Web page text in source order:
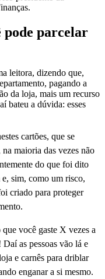
pode parcelar
leitora, dizendo que,
pagando a
da loja, mais um recurso
bateu a dúvida: esses
cartões, que se
maioria das vezes não
do que foi dito
sim, como um risco,
criado para proteger
você gaste X vezes a
as pessoas vão lá e
e carnês para driblar
enganar a si mesmo.